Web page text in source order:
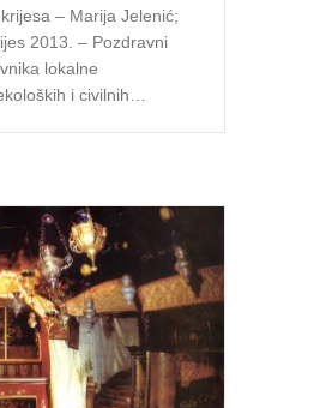
– Marija Jelenić;
2013. – Pozdravni
lokalne
i civilnih…